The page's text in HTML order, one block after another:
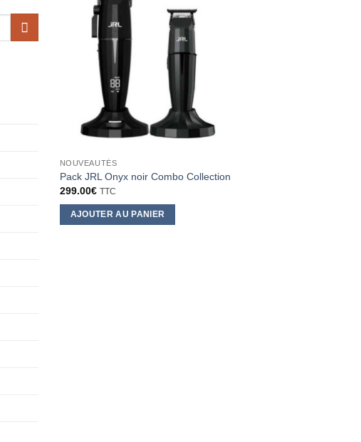
NOUVEAUTÉS
Pack JRL Onyx noir Combo Collection
299.00€ TTC
AJOUTER AU PANIER